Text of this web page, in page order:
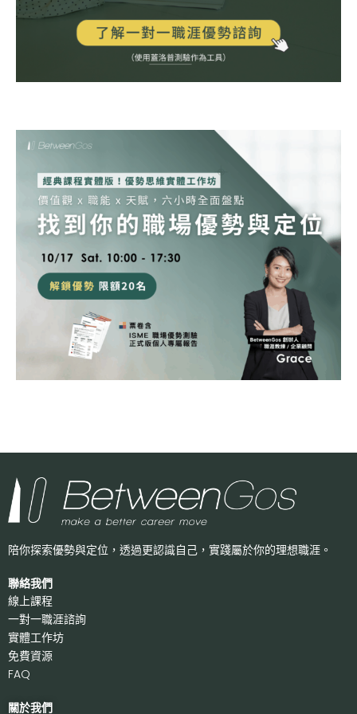
陪你探索優勢與定位，透過更認識自己， 實踐屬於你的理想職涯。
聯絡我們
線上課程
一對一職涯諮詢
實體工作坊
免費資源
FAQ
關於我們